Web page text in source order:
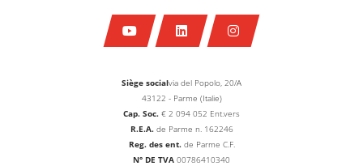
Siège socialvia del Popolo, 20/A
43122 - Parme (Italie)
Cap. Soc. € 2 094 052 Ent.vers
R.E.A.de Parme n. 162246
Reg. des ent.de Parme C.F.
N° DE TVA 00786410340